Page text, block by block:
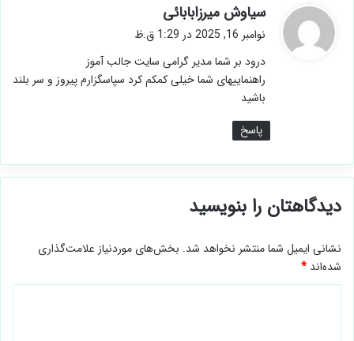
سیاوش میرزابابائی
ف
نوامبر 16, 2025 در 1:29 ق.ظ
درود بر شما مدیر گرامی سایت جالب آموز
راهنماییهای شما خیلی کمکم کرد سپاسگزارم پیروز و سر بلند
باشید
پاسخ
دیدگاهتان را بنویسید
نشانی ایمیل شما منتشر نخواهد شد. بخش‌های موردنیاز علامت‌گذاری
شده‌اند *